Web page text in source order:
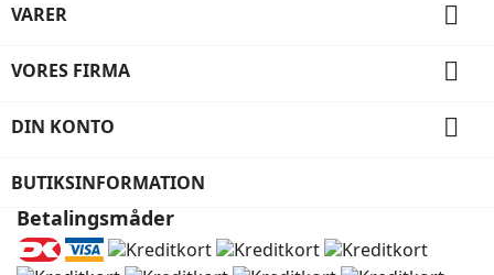
VARER 
VORES FIRMA 
DIN KONTO 
BUTIKSINFORMATION
Betalingsmåder